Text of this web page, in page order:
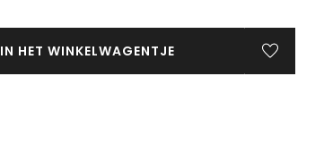
IN HET WINKELWAGENTJE